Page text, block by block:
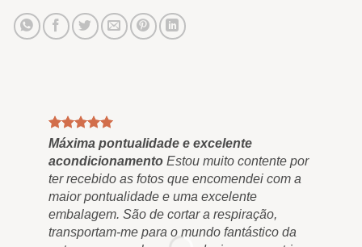
Máxima pontualidade e excelente
acondicionamento Estou muito contente por
ter recebido as fotos que encomendei com a
maior pontualidade e uma excelente
embalagem. São de cortar a respiração,
transportam-me para o mundo fantástico da